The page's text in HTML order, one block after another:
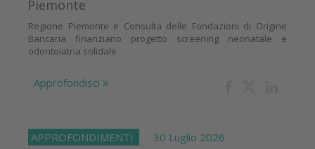
Piemonte
Regione Piemonte e Consulta delle Fondazioni di Origine
Bancaria finanziano progetto screening neonatale e
odontoiatria solidale
Approfondisci
APPROFONDIMENTI 30 Luglio 2026